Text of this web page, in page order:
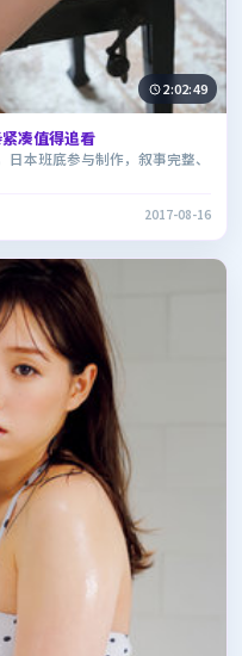
2:02:49
凑值得追看
本班底参与制作，叙事完整、
2017-08-16